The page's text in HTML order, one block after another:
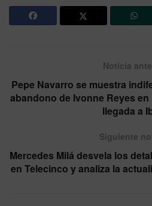
Noticia
Pepe Navarro se muestra
abandono de Ivonne Reyes en
llegada a
Siguiente
Mercedes Milá desvela los
en Telecinco y analiza la